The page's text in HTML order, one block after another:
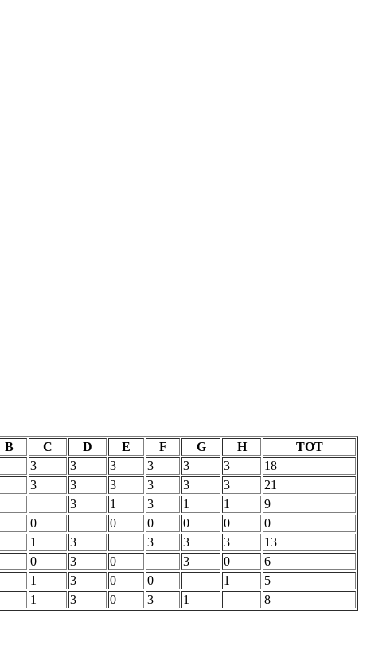
B C D E F G H
TOT
3 3 3 3 3 3
18
3 3 3 3 3 3
21
3 1 3 1 1
9
0 0 0 0 0
0
1 3 3 3 3
13
0 3 0 3 0
6
1 3 0 0 1
5
1 3 0 3 1 8